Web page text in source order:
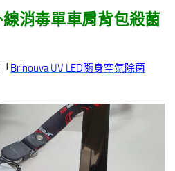
線消毒單車肩背包殺菌
Brinouva UV LED隨身空氣除菌